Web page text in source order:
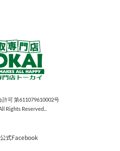
許可 第611079610002号
Rights Reserved...
公式Facebook